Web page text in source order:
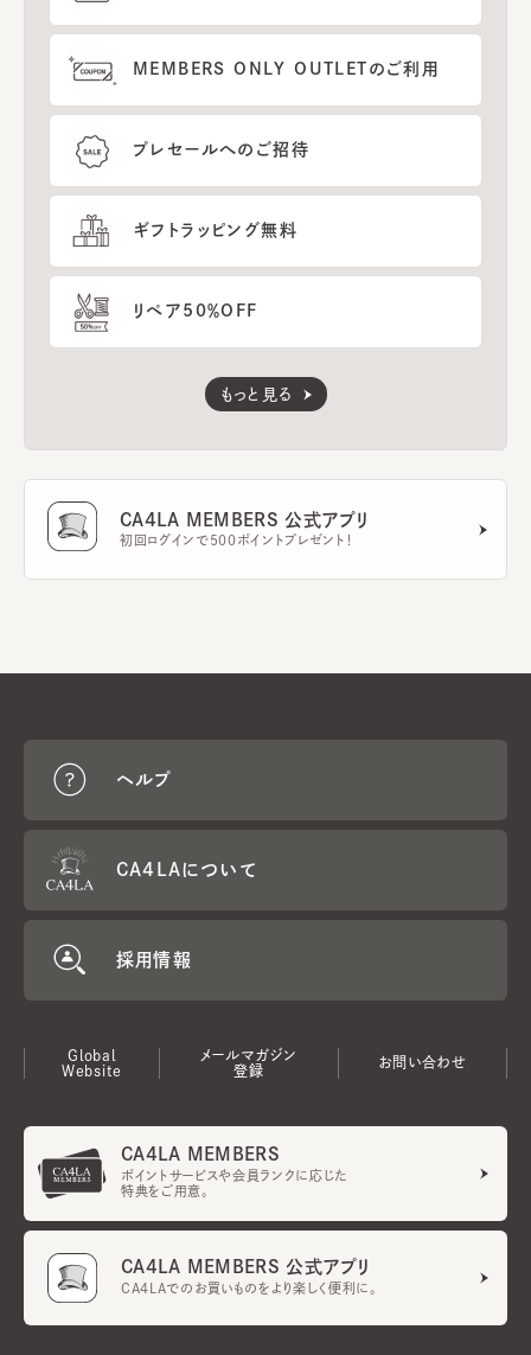
MEMBERS ONLY OUTLETのご利用
プレセールへのご招待
ギフトラッピング無料
リペア50％OFF
もっと見る
CA4LA MEMBERS 公式アプリ
初回ログインで500ポイントプレゼント！
ヘルプ
CA4LAについて
採用情報
Global
Website
メールマガジン
登録
お問い合わせ
CA4LA MEMBERS
ポイントサービスや会員ランクに応じた
特典をご用意。
CA4LA MEMBERS 公式アプリ
CA4LAでのお買いものをより楽しく便利に。